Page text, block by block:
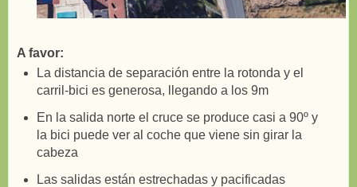
A favor:
La distancia de separación entre la rotonda y el
carril-bici es generosa, llegando a los 9m
En la salida norte el cruce se produce casi a 90º y
la bici puede ver al coche que viene sin girar la
cabeza
Las salidas están estrechadas y pacificadas